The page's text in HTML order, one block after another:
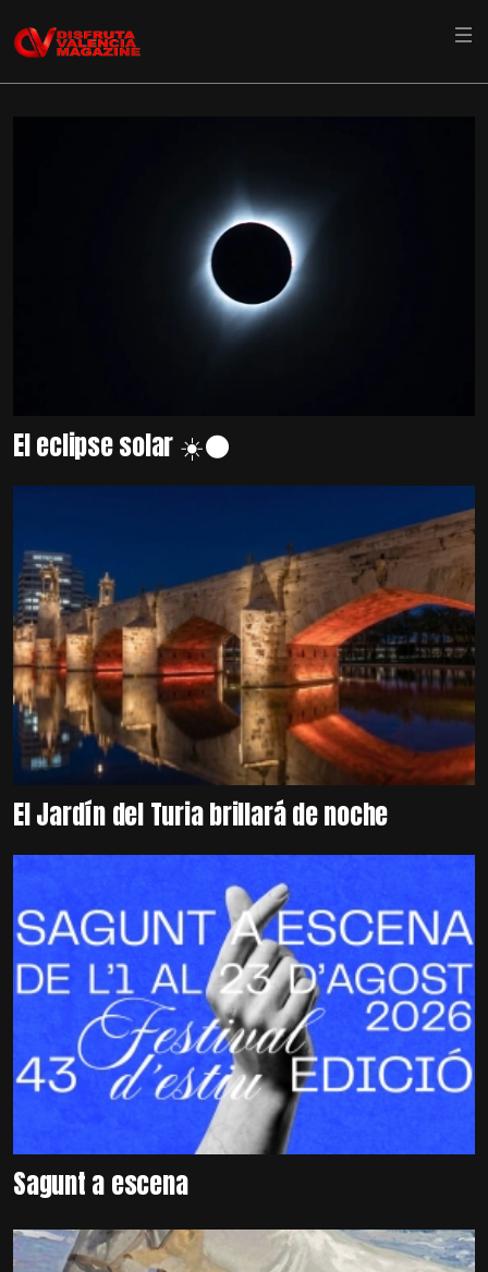
El eclipse solar ☀️🌑
El Jardín del Turia brillará de noche
Sagunt a escena